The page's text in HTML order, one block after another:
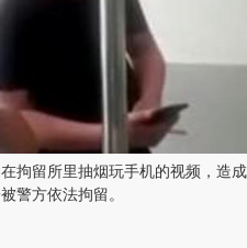
留所里抽烟玩手机的视频，造成
警方依法拘留。